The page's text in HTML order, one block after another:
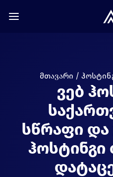
მთავარი /
ვებ
სწრაფი